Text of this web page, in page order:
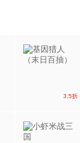
3.5折